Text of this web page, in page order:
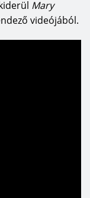
Mary
videójából.